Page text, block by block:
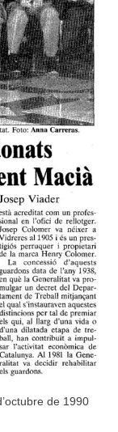
de 1990